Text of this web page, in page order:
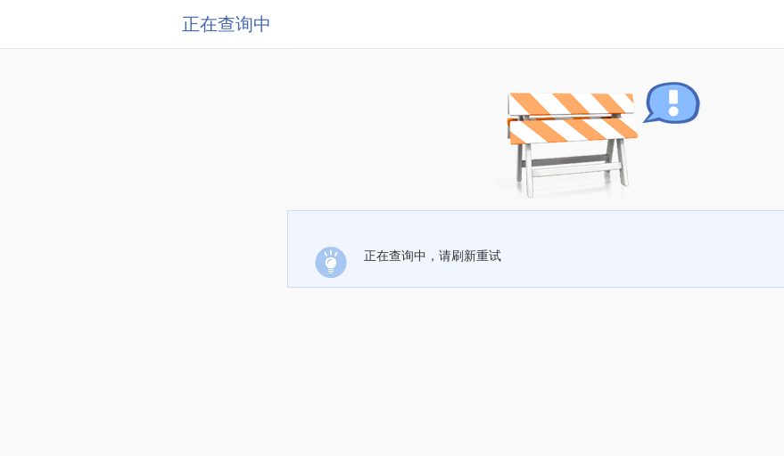
正在查询中
正在查询中，请刷新重试